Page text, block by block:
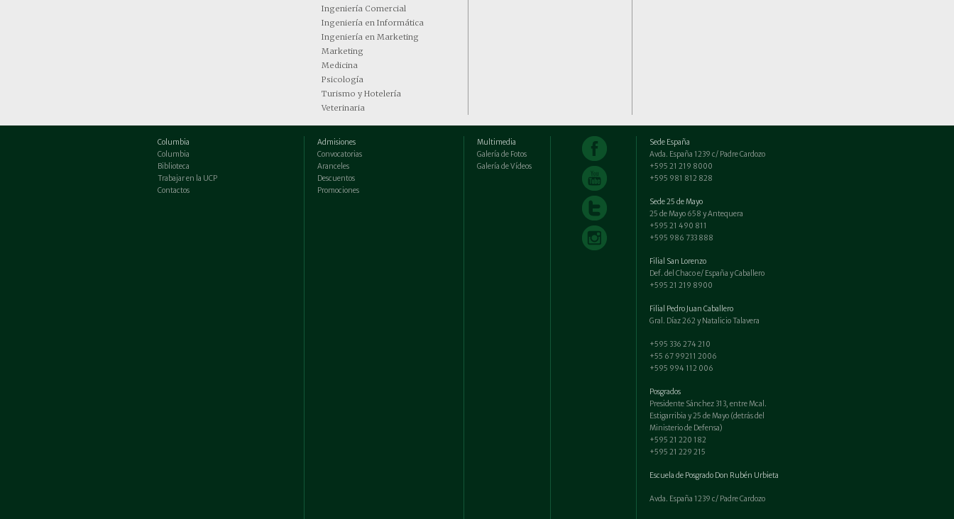
Ingeniería Comercial
Ingeniería en Informática
Ingeniería en Marketing
Marketing
Medicina
Psicología
Turismo y Hotelería
Veterinaria
Columbia
Columbia
Biblioteca
Trabajar en la UCP
Contactos
Admisiones
Convocatorias
Aranceles
Descuentos
Promociones
Multimedia
Galería de Fotos
Galería de Vídeos
Sede España
Avda. España 1239 c/ Padre Cardozo
+595 21 219 8000
+595 981 812 828
Sede 25 de Mayo
25 de Mayo 658 y Antequera
+595 21 490 811
+595 986 733 888
Filial San Lorenzo
Def. del Chaco e/ España y Caballero
+595 21 219 8900
Filial Pedro Juan Caballero
Gral. Díaz 262 y Natalicio Talavera
+595 336 274 210
+55 67 99211 2006
+595 994 112 006
Posgrados
Presidente Sánchez 313, entre Mcal.
Estigarribia y 25 de Mayo (detrás del
Ministerio de Defensa)
+595 21 220 182
+595 21 229 215
Escuela de Posgrado Don Rubén Urbieta
Avda. España 1239 c/ Padre Cardozo